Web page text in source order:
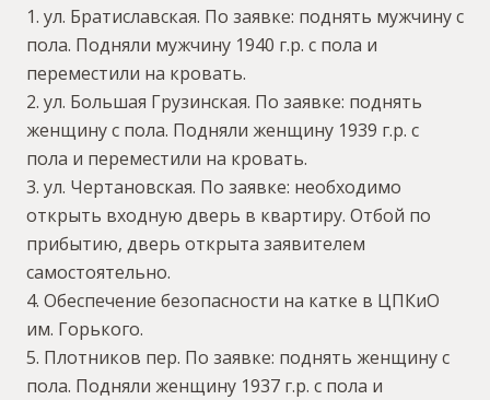
1. ул. Братиславская. По заявке: поднять мужчину с
пола. Подняли мужчину 1940 г.р. с пола и
переместили на кровать.
2. ул. Большая Грузинская. По заявке: поднять
женщину с пола. Подняли женщину 1939 г.р. с
пола и переместили на кровать.
3. ул. Чертановская. По заявке: необходимо
открыть входную дверь в квартиру. Отбой по
прибытию, дверь открыта заявителем
самостоятельно.
4. Обеспечение безопасности на катке в ЦПКиО
им. Горького.
5. Плотников пер. По заявке: поднять женщину с
пола. Подняли женщину 1937 г.р. с пола и